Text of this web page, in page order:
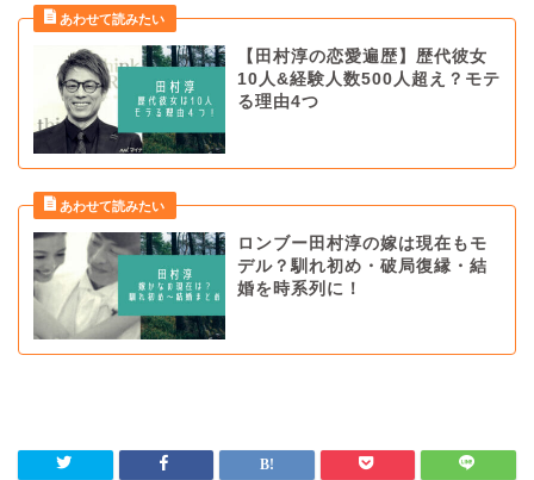
【田村淳の恋愛遍歴】歴代彼女
10人&経験人数500人超え？モテ
る理由4つ
ロンブー田村淳の嫁は現在もモ
デル？馴れ初め・破局復縁・結
婚を時系列に！